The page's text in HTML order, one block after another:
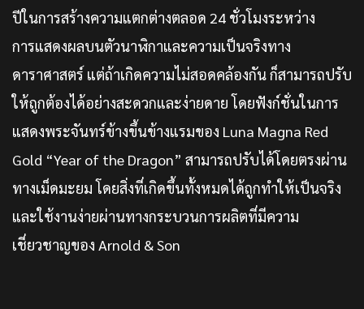
ปีในการสร้างความแตกต่างตลอด 24 ชั่วโมงระหว่าง
การแสดงผลบนตัวนาฬิกาและความเป็นจริงทาง
ดาราศาสตร์ แต่ถ้าเกิดความไม่สอดคล้องกัน ก็สามารถปรับ
ให้ถูกต้องได้อย่างสะดวกและง่ายดาย โดยฟังก์ชั่นในการ
แสดงพระจันทร์ข้างขึ้นข้างแรมของ Luna Magna Red
Gold “Year of the Dragon” สามารถปรับได้โดยตรงผ่าน
ทางเม็ดมะยม โดยสิ่งที่เกิดขึ้นทั้งหมดได้ถูกทำให้เป็นจริง
และใช้งานง่ายผ่านทางกระบวนการผลิตที่มีความ
เชี่ยวชาญของ Arnold & Son